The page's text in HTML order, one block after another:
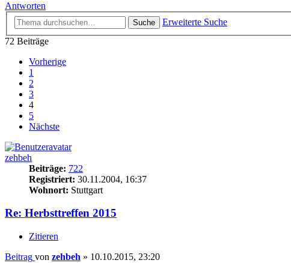
Antworten
Suche
Erweiterte Suche
72 Beiträge
Vorherige
1
2
3
4
5
Nächste
zehbeh
Beiträge: 722
Registriert: 30.11.2004, 16:37
Wohnort: Stuttgart
Re: Herbsttreffen 2015
Zitieren
Beitrag von zehbeh » 10.10.2015, 23:20